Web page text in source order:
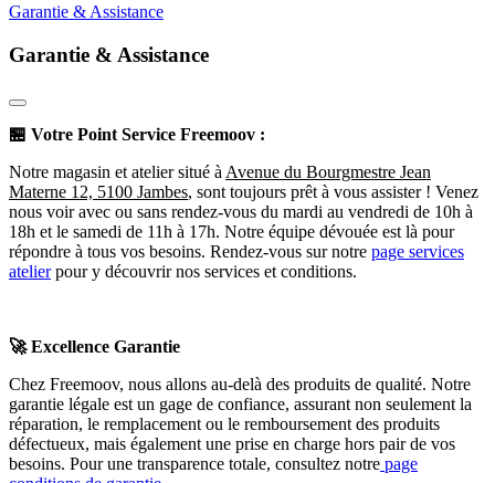
Garantie & Assistance
Garantie & Assistance
🏪 Votre Point Service Freemoov :
Notre magasin et atelier situé à Avenue du Bourgmestre Jean
Materne 12, 5100 Jambes, sont toujours prêt à vous assister ! Venez
nous voir avec ou sans rendez-vous du mardi au vendredi de 10h à
18h et le samedi de 11h à 17h. Notre équipe dévouée est là pour
répondre à tous vos besoins. Rendez-vous sur notre page services
atelierpour y découvrir nos services et conditions.
🚀Excellence Garantie
Chez Freemoov, nous allons au-delà des produits de qualité. Notre
garantie légale est un gage de confiance, assurant non seulement la
réparation, le remplacement ou le remboursement des produits
défectueux, mais également une prise en charge hors pair de vos
besoins. Pour une transparence totale, consultez notre page